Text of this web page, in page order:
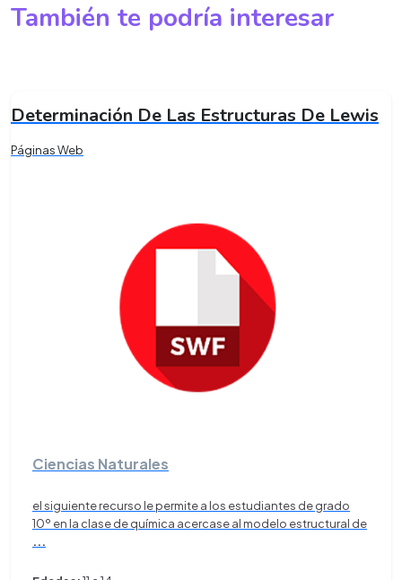
También te podría interesar
Determinación De Las Estructuras De Lewis
Páginas Web
Ciencias Naturales
el siguiente recurso le permite a los estudiantes de grado
10º en la clase de química acercase al modelo estructural de
...